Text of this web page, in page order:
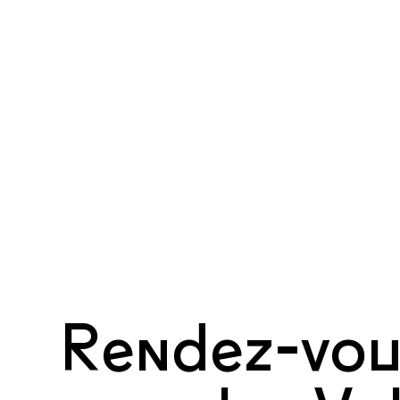
Rendez-